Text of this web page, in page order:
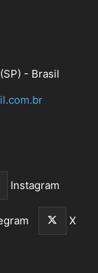
- Brasil
Instagram
X